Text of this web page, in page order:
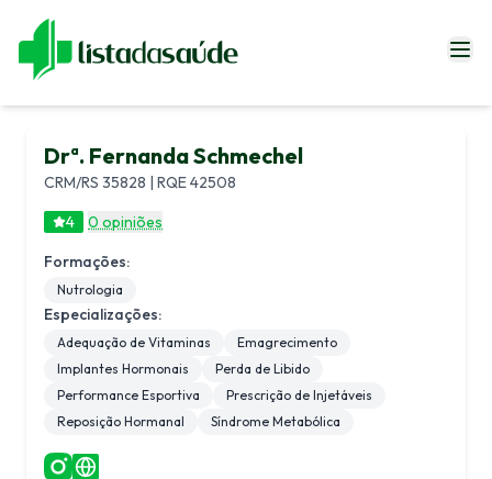
Blog
Revistas
Fale Conosco
Entrar
Drª. Fernanda Schmechel
CRM/RS 35828 | RQE 42508
4
0 opiniões
Formações:
Nutrologia
Especializações:
Adequação de Vitaminas
Emagrecimento
Implantes Hormonais
Perda de Libido
Performance Esportiva
Prescrição de Injetáveis
Reposição Hormanal
Síndrome Metabólica